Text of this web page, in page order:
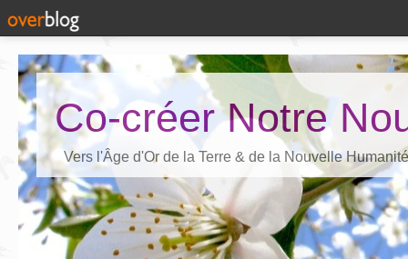
Co-créer Notre
Vers l'Âge d'Or de la Terre & de la Nouvelle Humanité